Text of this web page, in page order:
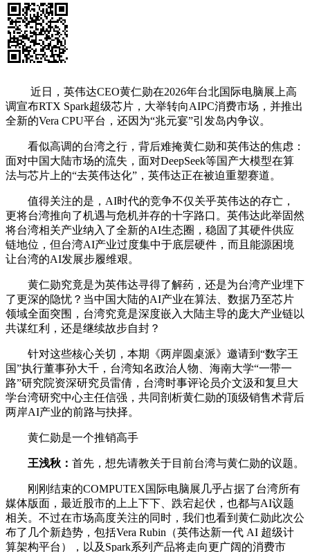
近日，英伟达CEO黄仁勋在2026年台北国际电脑展上高
调宣布RTX Spark超级芯片，大举转向AIPC消费市场，并推出
全新的Vera CPU平台，还因为“兆元宴”引发岛内争议。
看似高调的台湾之行，背后难掩黄仁勋和英伟达的焦虑：
面对中国大陆市场的流失，面对DeepSeek等国产大模型在算
法与芯片上的“去英伟达化”，英伟达正在被迫重塑赛道。
值得关注的是，AI时代的竞争不仅关乎英伟达的存亡，
更将台湾推向了机遇与危机并存的十字路口。英伟达此举固然
将台湾相关产业纳入了全新的AI生态圈，稳固了其硬件供应
链地位，但台湾AI产业过度集中于底层硬件，而且能源困境
让台湾的AI发展步履维艰。
黄仁勋究竟是为英伟达寻得了解药，还是为台湾产业埋下
了更深的隐忧？当中国大陆的AI产业在算法、数据乃至芯片
领域全面突围，台湾究竟是深度嵌入大陆主导的庞大产业链以
共谋红利，还是继续故步自封？
针对这些核心关切，本期《两岸圆桌派》邀请到“数字王
国”执行董事孙大千，台湾知名政治人物、海南大学“一带一
路”研究院资深研究员雷倩，台湾时事评论员介文汲和复旦大
学台湾研究中心主任信强，共同剖析黄仁勋的顶级销售术背后
两岸AI产业的前路与抉择。
黄仁勋是一个推销高手
王浅秋： 首先，想先请教关于目前台湾与黄仁勋的议题。
刚刚结束的COMPUTEX国际电脑展几乎占据了台湾所有
媒体版面，最近股市的上上下下、跌宕起伏，也都与AI议题
相关。不过在市场高度关注的同时，我们也看到黄仁勋此次公
布了几个新趋势，包括Vera Rubin（英伟达新一代 AI 超级计
算架构平台），以及Spark系列产品将走向更广阔的消费市